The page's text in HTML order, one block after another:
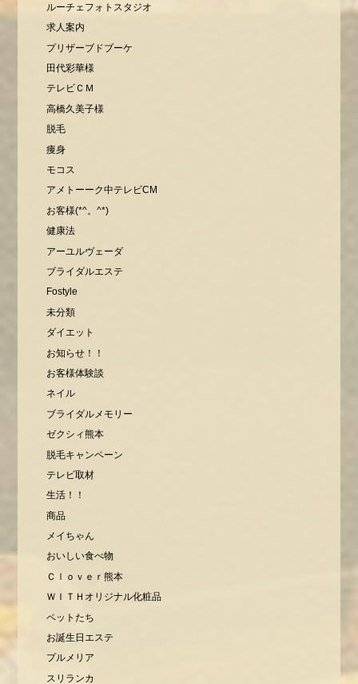
ルーチェフォトスタジオ
求人案内
プリザーブドブーケ
田代彩華様
テレビＣＭ
高橋久美子様
脱毛
痩身
モコス
アメトーーク中テレビCM
お客様(*^。^*)
健康法
アーユルヴェーダ
ブライダルエステ
Fostyle
未分類
ダイエット
お知らせ！！
お客様体験談
ネイル
ブライダルメモリー
ゼクシィ熊本
脱毛キャンペーン
テレビ取材
生活！！
商品
メイちゃん
おいしい食べ物
Ｃｌｏｖｅｒ熊本
ＷＩＴＨオリジナル化粧品
ペットたち
お誕生日エステ
プルメリア
スリランカ